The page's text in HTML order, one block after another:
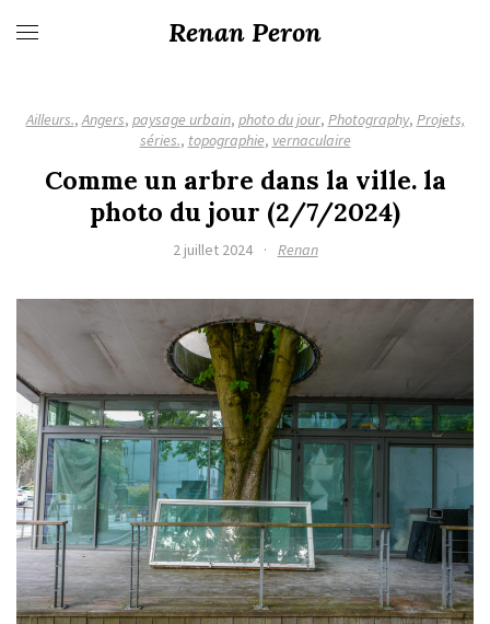
Renan Peron
Ailleurs.,Angers, paysage urbain, photo du jour, Photography, Projets,
séries., topographie, vernaculaire
Comme un arbre dans la ville. la
photo du jour (2/7/2024)
2 juillet 2024 · Renan